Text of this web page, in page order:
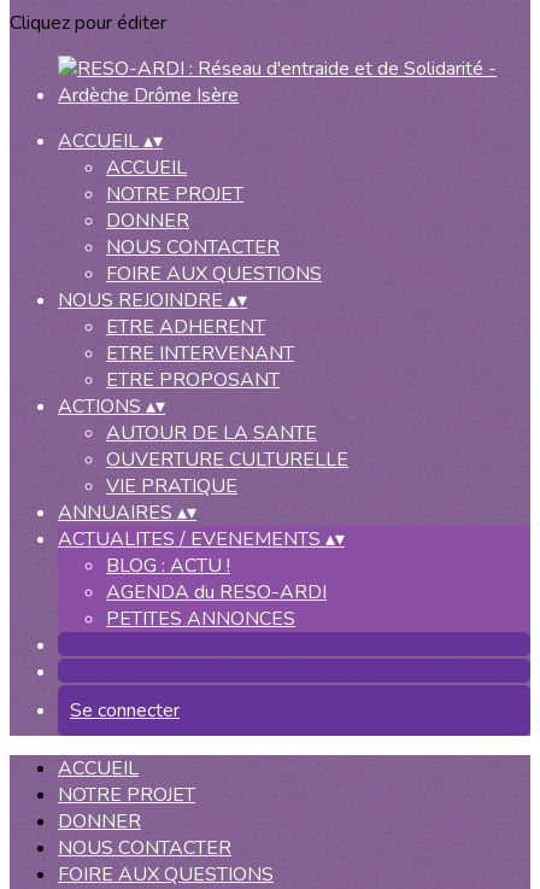
Cliquez pour éditer
ACCUEIL▴▾
ACCUEIL
NOTRE PROJET
DONNER
NOUS CONTACTER
FOIRE AUX QUESTIONS
NOUS REJOINDRE▴▾
ETRE ADHERENT
ETRE INTERVENANT
ETRE PROPOSANT
ACTIONS▴▾
AUTOUR DE LA SANTE
OUVERTURE CULTURELLE
VIE PRATIQUE
ANNUAIRES▴▾
ACTUALITES / EVENEMENTS ▴▾
BLOG : ACTU !
AGENDA du RESO-ARDI
PETITES ANNONCES
Se connecter
ACCUEIL
NOTRE PROJET
DONNER
NOUS CONTACTER
FOIRE AUX QUESTIONS